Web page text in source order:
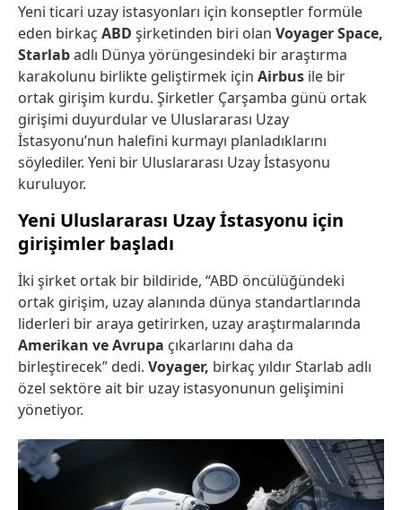
Yeni ticari uzay istasyonları için konseptler formüle
eden birkaç ABD şirketinden biri olan Voyager Space,
Starlabadlı Dünya yörüngesindeki bir araştırma
karakolunu birlikte geliştirmek için Airbus ile bir
ortak girişim kurdu. Şirketler Çarşamba günü ortak
girişimi duyurdular ve Uluslararası Uzay
İstasyonu’nun halefini kurmayı planladıklarını
söylediler. Yeni bir Uluslararası Uzay İstasyonu
kuruluyor.
Yeni Uluslararası Uzay İstasyonu için
girişimler başladı
İki şirket ortak bir bildiride, “ABD öncülüğündeki
ortak girişim, uzay alanında dünya standartlarında
liderleri bir araya getirirken, uzay araştırmalarında
Amerikan ve Avrupa çıkarlarını daha da
birleştirecek” dedi. Voyager, birkaç yıldır Starlab adlı
özel sektöre ait bir uzay istasyonunun gelişimini
yönetiyor.